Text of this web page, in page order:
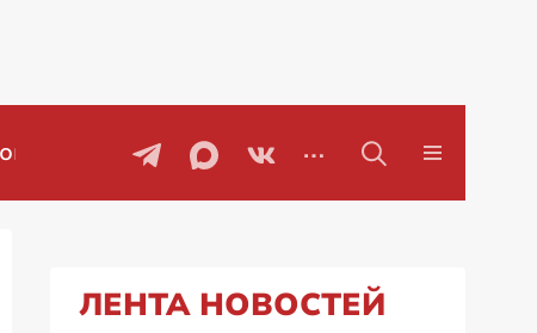
Проблемы с бензином в
ЛЕНТА НОВОСТЕЙ